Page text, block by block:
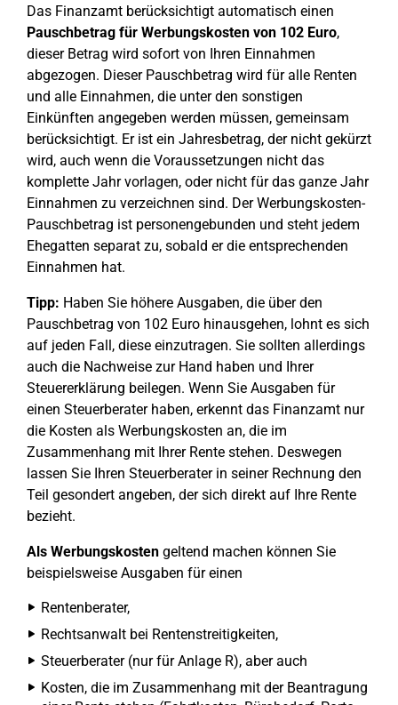
Das Finanzamt berücksichtigt automatisch einen
Pauschbetrag für Werbungskosten von 102 Euro,
dieser Betrag wird sofort von Ihren Einnahmen
abgezogen. Dieser Pauschbetrag wird für alle Renten
und alle Einnahmen, die unter den sonstigen
Einkünften angegeben werden müssen, gemeinsam
berücksichtigt. Er ist ein Jahresbetrag, der nicht gekürzt
wird, auch wenn die Voraussetzungen nicht das
komplette Jahr vorlagen, oder nicht für das ganze Jahr
Einnahmen zu verzeichnen sind. Der Werbungskosten-
Pauschbetrag ist personengebunden und steht jedem
Ehegatten separat zu, sobald er die entsprechenden
Einnahmen hat.
Tipp: Haben Sie höhere Ausgaben, die über den
Pauschbetrag von 102 Euro hinausgehen, lohnt es sich
auf jeden Fall, diese einzutragen. Sie sollten allerdings
auch die Nachweise zur Hand haben und Ihrer
Steuererklärung beilegen. Wenn Sie Ausgaben für
einen Steuerberater haben, erkennt das Finanzamt nur
die Kosten als Werbungskosten an, die im
Zusammenhang mit Ihrer Rente stehen. Deswegen
lassen Sie Ihren Steuerberater in seiner Rechnung den
Teil gesondert angeben, der sich direkt auf Ihre Rente
bezieht.
Als Werbungskosten geltend machen können Sie
beispielsweise Ausgaben für einen
Rentenberater,
Rechtsanwalt bei Rentenstreitigkeiten,
Steuerberater (nur für Anlage R), aber auch
Kosten, die im Zusammenhang mit der Beantragung